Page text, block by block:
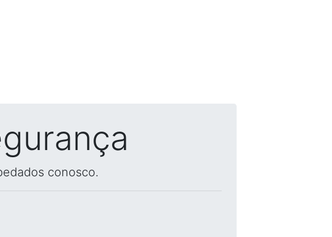
conosco.